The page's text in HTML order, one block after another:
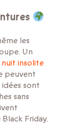
les
Un
nuit insolite
peuvent
sont
sans
Friday.